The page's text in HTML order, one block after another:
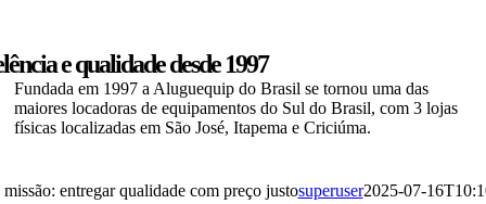
e qualidade desde 1997
Fundada em 1997 a Aluguequip do Brasil se tornou uma das
maiores locadoras de equipamentos do Sul do Brasil, com 3 lojas
físicas localizadas em São José, Itapema e Criciúma.
missão: entregar qualidade com preço justosuperuser2025-07-